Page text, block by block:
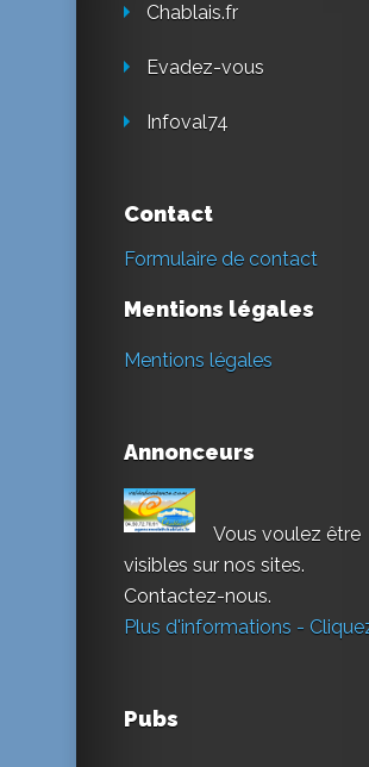
Chablais.fr
Evadez-vous
Infoval74
Contact
Formulaire de contact
Mentions légales
Mentions légales
Annonceurs
Vous voulez être
visibles sur nos sites.
Contactez-nous.
Plus d'informations -
Pubs